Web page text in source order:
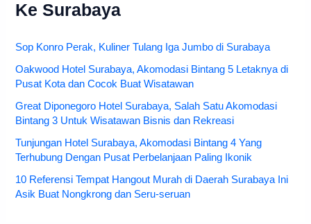
Ke Surabaya
Sop Konro Perak, Kuliner Tulang Iga Jumbo di Surabaya
Oakwood Hotel Surabaya, Akomodasi Bintang 5 Letaknya di
Pusat Kota dan Cocok Buat Wisatawan
Great Diponegoro Hotel Surabaya, Salah Satu Akomodasi
Bintang 3 Untuk Wisatawan Bisnis dan Rekreasi
Tunjungan Hotel Surabaya, Akomodasi Bintang 4 Yang
Terhubung Dengan Pusat Perbelanjaan Paling Ikonik
10 Referensi Tempat Hangout Murah di Daerah Surabaya Ini
Asik Buat Nongkrong dan Seru-seruan